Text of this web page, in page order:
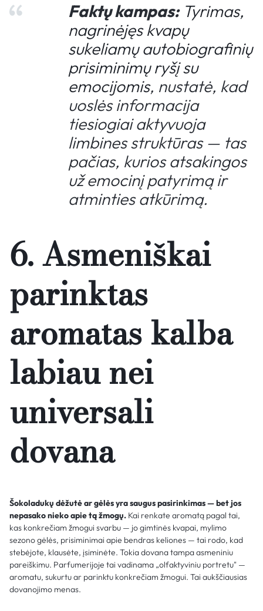
Faktų kampas: Tyrimas,
nagrinėjęs kvapų
sukeliamų autobiografinių
prisiminimų ryšį su
emocijomis, nustatė, kad
uoslės informacija
tiesiogiai aktyvuoja
limbines struktūras — tas
pačias, kurios atsakingos
už emocinį patyrimą ir
atminties atkūrimą.
6. Asmeniškai
parinktas
aromatas kalba
labiau nei
universali
dovana
Šokoladukų dėžutė ar gėlės yra saugus pasirinkimas — bet jos
nepasako nieko apie tą žmogų. Kai renkate aromatą pagal tai,
kas konkrečiam žmogui svarbu — jo gimtinės kvapai, mylimo
sezono gėlės, prisiminimai apie bendras keliones — tai rodo, kad
stebėjote, klausėte, įsiminėte. Tokia dovana tampa asmeniniu
pareiškimu. Parfumerijoje tai vadinama „olfaktyviniu portretu" —
aromatu, sukurtu ar parinktu konkrečiam žmogui. Tai aukščiausias
dovanojimo menas.